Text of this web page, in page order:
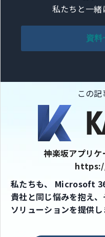
私たちと一緒
資料
この
神楽坂アプリ
私たちも、 Microsoft
貴社と同じ悩みを抱え
ソリューションを提供し